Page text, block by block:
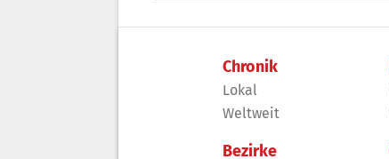
Chronik
Lokal
Weltweit
Bezirke